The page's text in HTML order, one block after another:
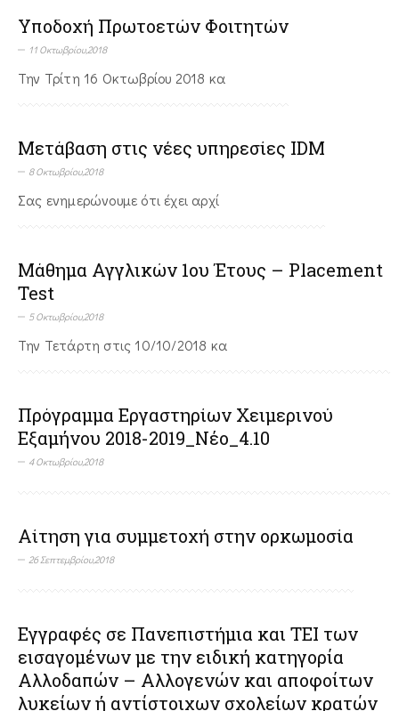
Υποδοχή Πρωτοετών Φοιτητών
11 Οκτωβρίου,2018
Την Τρίτη 16 Οκτωβρίου 2018 κα
Μετάβαση στις νέες υπηρεσίες IDM
8 Οκτωβρίου,2018
Σας ενημερώνουμε ότι έχει αρχί
Μάθημα Αγγλικών 1ου Έτους – Placement
Test
5 Οκτωβρίου,2018
Την Τετάρτη στις 10/10/2018 κα
Πρόγραμμα Εργαστηρίων Χειμερινού
Εξαμήνου 2018-2019_Nέο_4.10
4 Οκτωβρίου,2018
Αίτηση για συμμετοχή στην ορκωμοσία
26 Σεπτεμβρίου,2018
Εγγραφές σε Πανεπιστήμια και ΤΕΙ των
εισαγομένων με την ειδική κατηγορία
Αλλοδαπών – Αλλογενών και αποφοίτων
λυκείων ή αντίστοιχων σχολείων κρατών